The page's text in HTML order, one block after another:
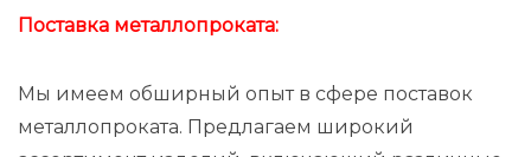
Поставка металлопроката:
Мы имеем обширный опыт в сфере поставок
металлопроката. Предлагаем широкий